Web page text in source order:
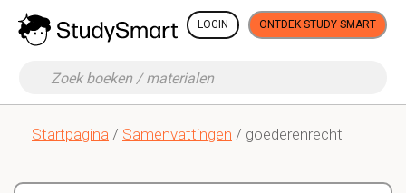
LOGIN ONTDEK STUDY SMART
Startpagina / Samenvattingen / goederenrecht